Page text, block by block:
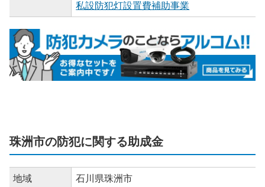
私設防犯灯設置費補助事業
珠洲市の防犯に関する助成金
地域 石川県珠洲市